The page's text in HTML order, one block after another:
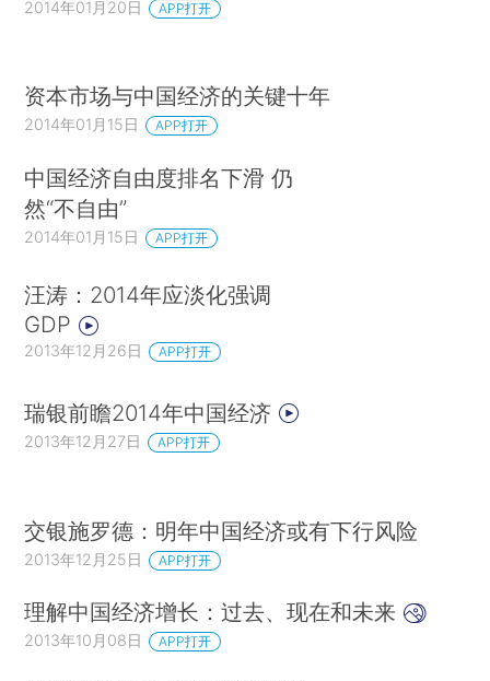
2014年01月20日 APP打开
资本市场与中国经济的关键十年
2014年01月15日 APP打开
中国经济自由度排名下滑 仍
然“不自由”
2014年01月15日 APP打开
汪涛：2014年应淡化强调
GDP
2013年12月26日 APP打开
瑞银前瞻2014年中国经济
2013年12月27日 APP打开
交银施罗德：明年中国经济或有下行风险
2013年12月25日 APP打开
理解中国经济增长：过去、现在和未来
2013年10月08日 APP打开